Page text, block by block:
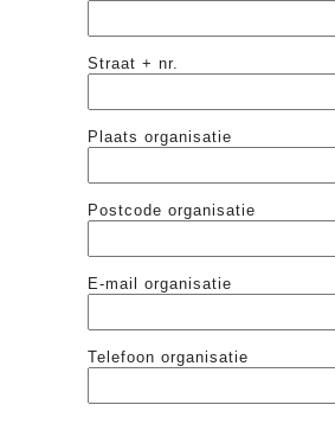
Straat + nr.
Plaats organisatie
Postcode organisatie
E-mail organisatie
Telefoon organisatie